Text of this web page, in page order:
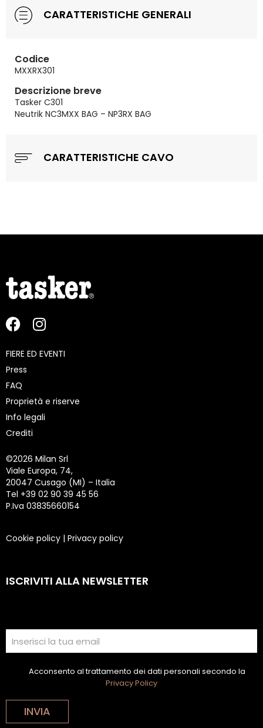
CARATTERISTICHE GENERALI
Codice
MXXRX301
Descrizione breve
Tasker C301
Neutrik NC3MXX BAG – NP3RX BAG
CARATTERISTICHE CAVO
FIERE ED EVENTI
Press
FAQ
Proprietà e riserve
Info legali
Crediti
©2026 Milan Srl
Viale Europa, 74,
20047 Cusago (MI) – Italia
Tel +39 02 90 39 45 56
P.Iva 03835660154
Cookie policy | Privacy policy
ISCRIVITI ALLA NEWSLETTER
Acconsento al trattamento dei dati personali secondo la
Privacy Policy
INVIA